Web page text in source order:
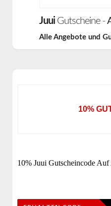
JuuiGutscheine -
Alle Angebote und
10%
10% Juui Gutscheincode